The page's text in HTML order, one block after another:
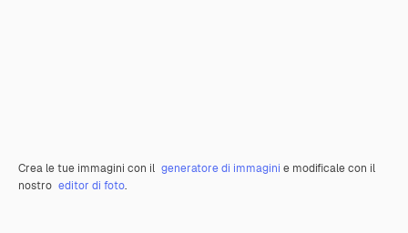
Crea le tue immagini con il generatore di immagini e modificale con il
nostro editor di foto.